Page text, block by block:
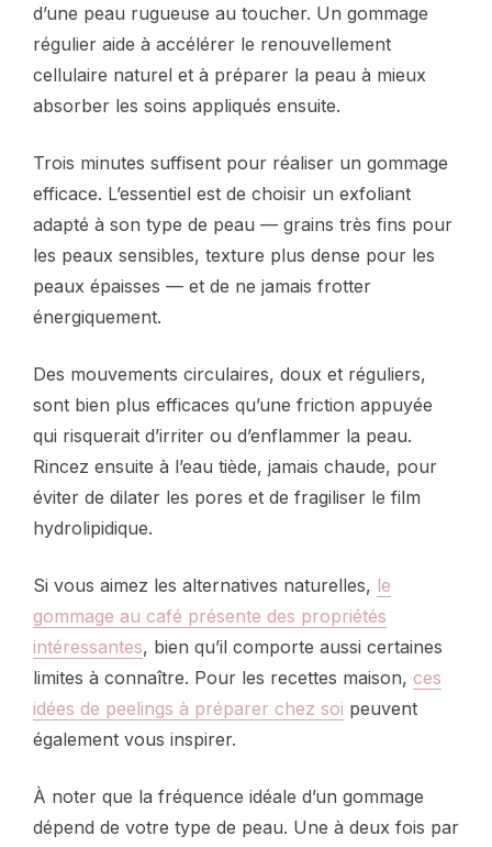
d’une peau rugueuse au toucher. Un gommage
régulier aide à accélérer le renouvellement
cellulaire naturel et à préparer la peau à mieux
absorber les soins appliqués ensuite.
Trois minutes suffisent pour réaliser un gommage
efficace. L’essentiel est de choisir un exfoliant
adapté à son type de peau — grains très fins pour
les peaux sensibles, texture plus dense pour les
peaux épaisses — et de ne jamais frotter
énergiquement.
Des mouvements circulaires, doux et réguliers,
sont bien plus efficaces qu’une friction appuyée
qui risquerait d’irriter ou d’enflammer la peau.
Rincez ensuite à l’eau tiède, jamais chaude, pour
éviter de dilater les pores et de fragiliser le film
hydrolipidique.
Si vous aimez les alternatives naturelles, le
gommage au café présente des propriétés
intéressantes, bien qu’il comporte aussi certaines
limites à connaître. Pour les recettes maison, ces
idées de peelings à préparer chez soi peuvent
également vous inspirer.
À noter que la fréquence idéale d’un gommage
dépend de votre type de peau. Une à deux fois par